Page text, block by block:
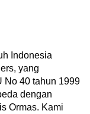
Indonesia
yang
No 40 tahun 1999
dengan
Ormas. Kami